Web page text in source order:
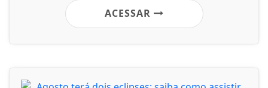
ACESSAR